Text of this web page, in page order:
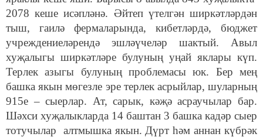
2078 кеше исәпләнә. Әйтеп үтелгән ширкәтләрдән
тыш, гаилә фермаларында, кибетләрдә, бюджет
учреждениеләрендә эшләүчеләр шактый. Авыл
хуҗалыгы ширкәтләре булуның уңай яклары күп.
Терлек азыгы булуның проблемасы юк. Бер мең
башка якын мөгезле эре терлек асрыйлар, шуларның
915е – сыерлар. Ат, сарык, кәҗә асраучылар бар.
Шәхси хуҗалыкларда 14 баштан 3 башка кадәр сыер
тотучылар алтмышка якын. Дүрт һәм аннан күбрәк